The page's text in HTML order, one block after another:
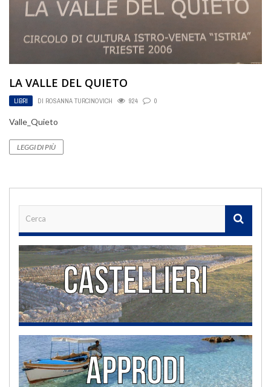
LA VALLE DEL QUIETO
LIBRI DI ROSANNA TURCINOVICH 924 0
Valle_Quieto
LEGGI DI PIÙ